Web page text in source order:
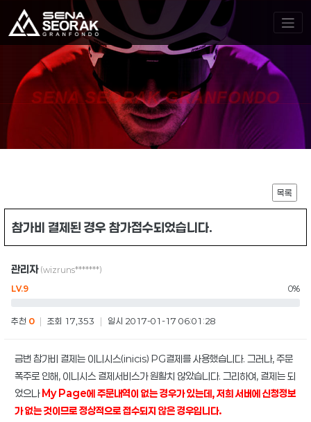
SENA SEORAK GRANFONDO
목록
참가비 결제된 경우 참가접수되었습니다.
관리자 (wizruns*******)
LV.9 0%
추천 0 조회 17,353 일시 2017-01-17 06:01:28
금번 참가비 결제는 이니시스(inicis) PG결제를 사용했습니다. 그러나, 주문
폭주로 인해, 이니시스 결제서비스가 원활치 않았습니다. 그리하여, 결제는 되
었으나 My Page에 주문내역이 없는 경우가 있는데, 저희 서버에 신청정보
가 없는 것이므로 정상적으로 접수되지 않은 경우입니다.